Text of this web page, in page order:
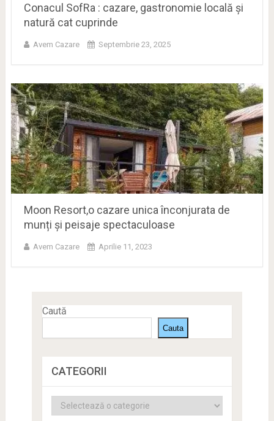
Conacul SofRa : cazare, gastronomie locală și
natură cat cuprinde
Avem Cazare Septembrie 23, 2025
Moon Resort,o cazare unica înconjurata de
munți și peisaje spectaculoase
Avem Cazare Aprilie 11, 2023
Caută
Cauta
CATEGORII
Categorii